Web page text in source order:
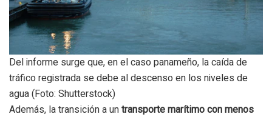
Del informe surge que, en el caso panameño, la caída de
tráfico registrada se debe al descenso en los niveles de
agua (Foto: Shutterstock)
Además, la transición a un transporte marítimo con menos